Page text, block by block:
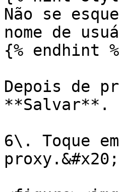
Não se
nome de
{% endhint
Depois de
**Salvar**.
6\. Toque
proxy.&#x20;